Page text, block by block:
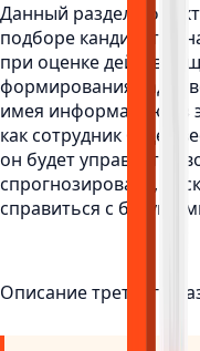
Данный раздел
подборе кандидатов
при оценке
формирования
имея информацию из
как сотрудник будет
он будет управлять
спрогнозировать,
справиться с
Описание третьего